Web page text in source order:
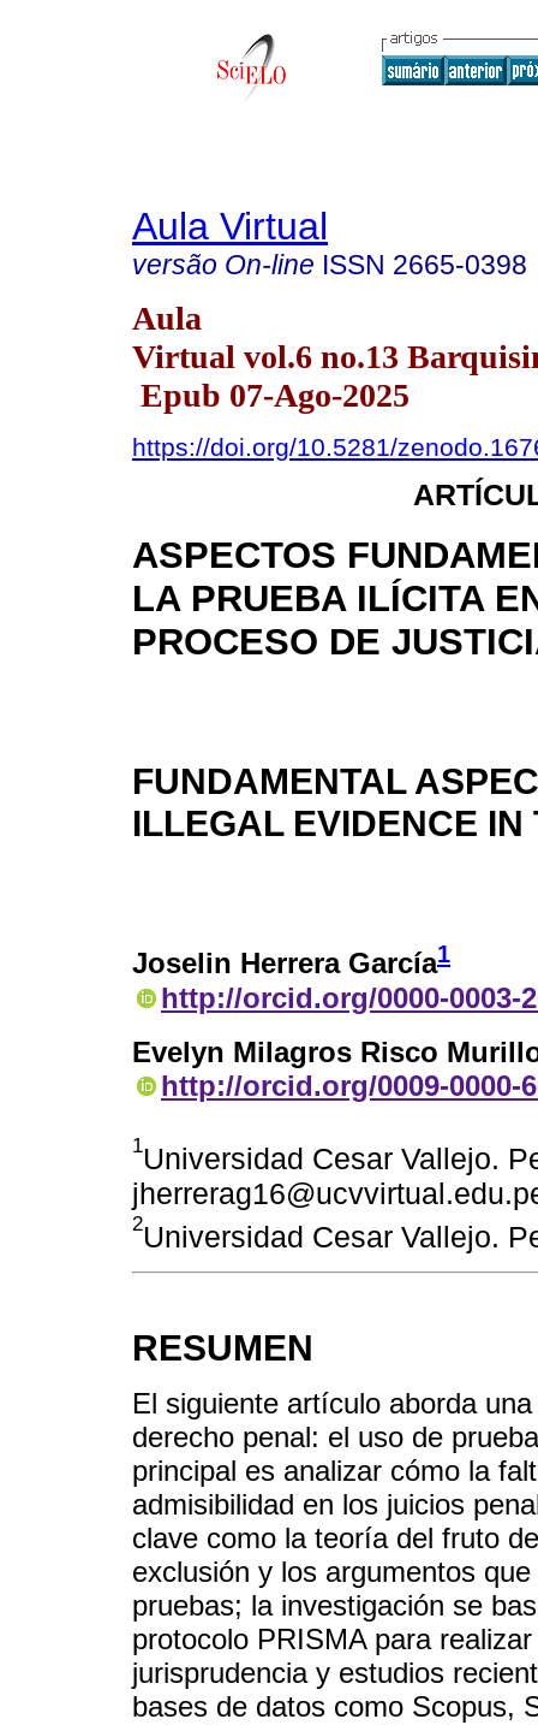
Aula Virtual
versão On-line ISSN 2665-0398
Aula
Virtual vol.6 no.13
Epub 07-Ago-2025
https://doi.org/10.5281/
ASPECTOS
LA PRUEBA ILÍCITA
PROCESO DE
FUNDAMENTAL
ILLEGAL EVIDENCE
Joselin Herrera García1
http://orcid.org/0000-0003-
Evelyn Milagros Risco
http://orcid.org/0009-0000-
1Universidad Cesar Vallejo.
2Universidad Cesar Vallejo.
RESUMEN
El siguiente artículo aborda
derecho penal: el uso de
principal es analizar cómo la
admisibilidad en los juicios
clave como la teoría del fruto
exclusión y los argumentos
pruebas; la investigación se
protocolo PRISMA para
jurisprudencia y estudios
bases de datos como Scopus,